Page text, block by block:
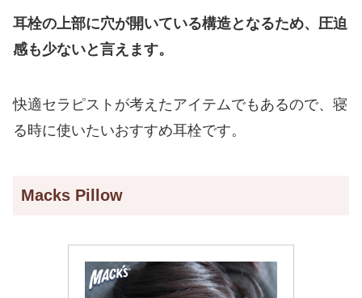
耳栓の上部に穴が開いている構造となるため、圧迫
感も少ないと言えます。
快適セラピストが考えたアイテムでもあるので、寝
る時に使いたいおすすめ耳栓です。
Macks Pillow